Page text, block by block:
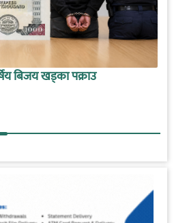
बिजय खड्का पक्राउ